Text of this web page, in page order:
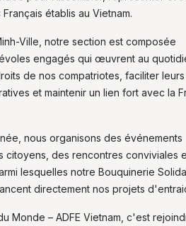
établis au Vietnam.
Ville, notre section est composée
engagés qui œuvrent au
de nos compatriotes, faciliter leurs
et maintenir un lien fort avec la
nous organisons des événements
citoyens, des rencontres conviviales
lesquelles notre Bouquinerie
directement nos projets
Monde – ADFE Vietnam, c'est